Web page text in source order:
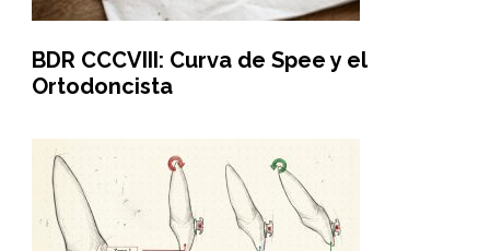
BDR CCCVIII: Curva de Spee y el
Ortodoncista